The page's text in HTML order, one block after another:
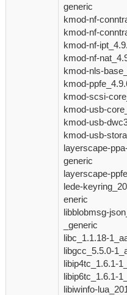
generic
kmod-nf-
kmod-nf-
kmod-nf-
kmod-nf-
kmod-nls-
kmod-
kmod-scsi-
kmod-usb-
kmod-usb-
kmod-usb-
layerscape-
generic
layerscape-
lede-
eneric
libblobmsg-
_generic
libc_1.1.18-
libgcc_5.5.0-
libip4tc_1.6.1-
libip6tc_1.6.1-
libiwinfo-